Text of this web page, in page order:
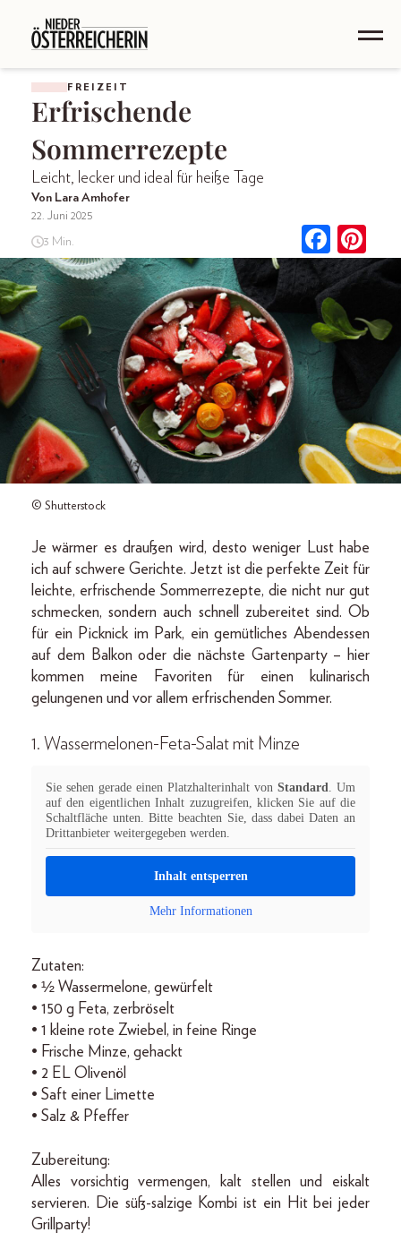
FREIZEIT
Erfrischende
Sommerrezepte
Leicht, lecker und ideal für heiße Tage
Von Lara Amhofer
22. Juni 2025
3 Min.
© Shutterstock
Je wärmer es draußen wird, desto weniger Lust habe
ich auf schwere Gerichte. Jetzt ist die perfekte Zeit für
leichte, erfrischende Sommerrezepte, die nicht nur gut
schmecken, sondern auch schnell zubereitet sind. Ob
für ein Picknick im Park, ein gemütliches Abendessen
auf dem Balkon oder die nächste Gartenparty – hier
kommen meine Favoriten für einen kulinarisch
gelungenen und vor allem erfrischenden Sommer.
1. Wassermelonen-Feta-Salat mit Minze
Sie sehen gerade einen Platzhalterinhalt von Standard
. Um
auf den eigentlichen Inhalt zuzugreifen, klicken Sie auf die
Schaltfläche unten. Bitte beachten Sie, dass dabei Daten an
Drittanbieter weitergegeben werden.
Inhalt entsperren
Mehr Informationen
Zutaten:
• ½ Wassermelone, gewürfelt
• 150 g Feta, zerbröselt
• 1 kleine rote Zwiebel, in feine Ringe
• Frische Minze, gehackt
• 2 EL Olivenöl
• Saft einer Limette
• Salz & Pfeffer
Zubereitung:
Alles vorsichtig vermengen, kalt stellen und eiskalt
servieren. Die süß-salzige Kombi ist ein Hit bei jeder
Grillparty!